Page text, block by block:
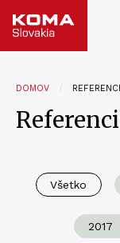
DOMOV
Všetko
2017